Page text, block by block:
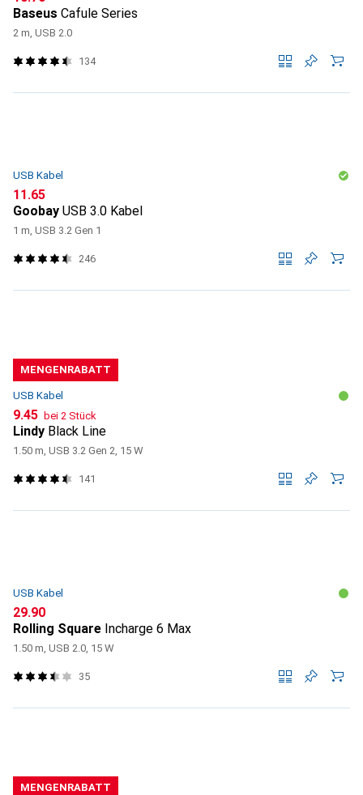
Baseus Cafule Series
2 m, USB 2.0
134
USB Kabel
CHF
11.65
Goobay USB 3.0 Kabel
1 m, USB 3.2 Gen 1
246
MENGENRABATT
USB Kabel
CHF
9.45 bei 2 Stück
Lindy Black Line
1.50 m, USB 3.2 Gen 2, 15 W
141
USB Kabel
CHF
29.90
Rolling Square Incharge 6 Max
1.50 m, USB 2.0, 15 W
35
MENGENRABATT